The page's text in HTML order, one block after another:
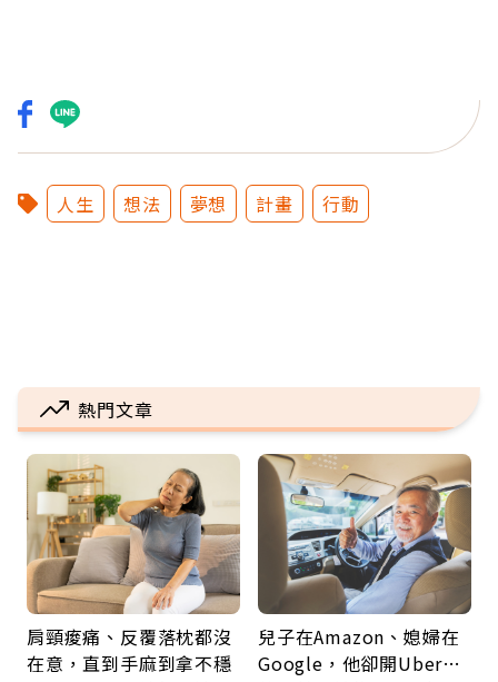
人生 想法 夢想 計畫 行動
熱門文章
肩頸痠痛、反覆落枕都沒
在意，直到手麻到拿不穩
兒子在Amazon、媳婦在
Google，他卻開Uber…